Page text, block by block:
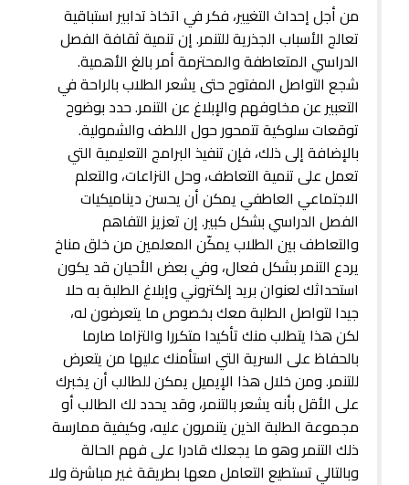
من أجل إحداث التغيير، فكر في اتخاذ تدابير استباقية
تعالج الأسباب الجذرية للتنمر. إن تنمية ثقافة الفصل
الدراسي المتعاطفة والمحترمة أمر بالغ الأهمية.
شجع التواصل المفتوح حتى يشعر الطلاب بالراحة في
التعبير عن مخاوفهم والإبلاغ عن التنمر. حدد بوضوح
توقعات سلوكية تتمحور حول اللطف والشمولية.
بالإضافة إلى ذلك، فإن تنفيذ البرامج التعليمية التي
تعمل على تنمية التعاطف، وحل النزاعات، والتعلم
الاجتماعي العاطفي يمكن أن يحسن ديناميكيات
الفصل الدراسي بشكل كبير. إن تعزيز التفاهم
والتعاطف بين الطلاب يمكّن المعلمين من خلق مناخ
يردع التنمر بشكل فعال، وفي بعض الأحيان قد يكون
استحداثك لعنوان بريد إلكتروني وإبلاغ الطلبة به حلا
جيدا لتواصل الطلبة معك بخصوص ما يتعرضون له،
لكن هذا يتطلب منك تأكيدا متكررا والتزاما صارما
بالحفاظ على السرية التي استأمنك عليها من يتعرض
للتنمر. ومن خلال هذا الإيميل يمكن للطالب أن يخبرك
على الأقل بأنه يشعر بالتنمر، وقد يحدد لك الطالب أو
مجموعة الطلبة الذين يتنمرون عليه، وكيفية ممارسة
ذلك التنمر وهو ما يجعلك قادرا على فهم الحالة
وبالتالي تستطيع التعامل معها بطريقة غير مباشرة ولا